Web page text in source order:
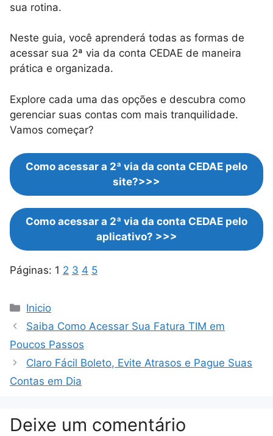
sua rotina.
Neste guia, você aprenderá todas as formas de
acessar sua 2ª via da conta CEDAE de maneira
prática e organizada.
Explore cada uma das opções e descubra como
gerenciar suas contas com mais tranquilidade.
Vamos começar?
Como acessar a 2ª via da conta CEDAE pelo
site?>>>
Como acessar a 2ª via da conta CEDAE pelo
aplicativo? >>>
Páginas: 1 2 3 4 5
Categorias
Inicio
Saiba Como Acessar Sua Fatura TIM em
Poucos Passos
Claro Fácil Boleto, Evite Atrasos e Pague Suas
Contas em Dia
Deixe um comentário